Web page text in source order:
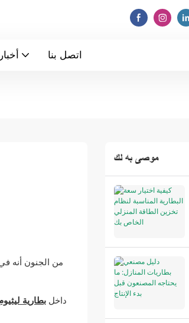
أخبار اتصل بنا
من الجنون أنه
داخلبطارية
موصى به لك